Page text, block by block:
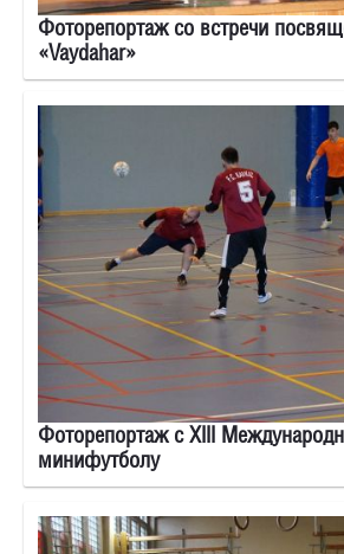
Фоторепортаж со встречи
«Vaydahar»
Фоторепортаж с XIII
минифутболу